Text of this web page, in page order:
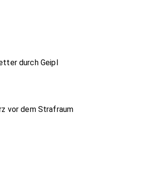
durch Geipl
vor dem Strafraum